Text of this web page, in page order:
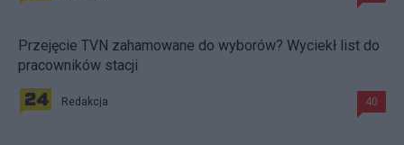
Przejęcie TVN zahamowane do wyborów? Wyciekł list do
pracowników stacji
Redakcja 40